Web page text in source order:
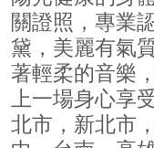
關證照，專業
黛，美麗有氣
著輕柔的音樂
上一場身心享
北市，新北市